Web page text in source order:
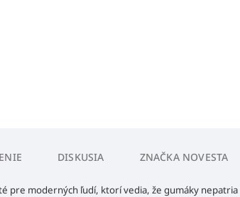
DISKUSIA ZNAČKANOVESTA
pre moderných ľudí, ktorí vedia, že gumáky nepatria